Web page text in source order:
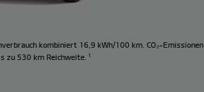
kombiniert 16,9 kWh/100 km. CO₂-Emissionen
zu 530 km Reichweite. ¹